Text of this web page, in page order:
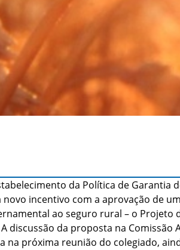
da Política de Garantia
incentivo com a aprovação de
ao seguro rural – o Projeto
discussão da proposta na Comissão
na próxima reunião do colegiado,